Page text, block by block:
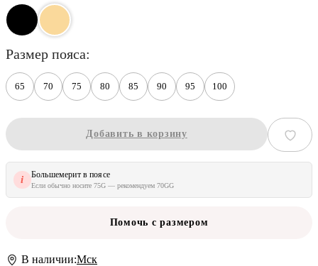
размер пояса
65 70 75 80 85 90 95 100
Добавить в корзину
i Большемерит в поясе
Если обычно носите 75G — рекомендуем 70GG
Помочь с размером
В наличии:Мск